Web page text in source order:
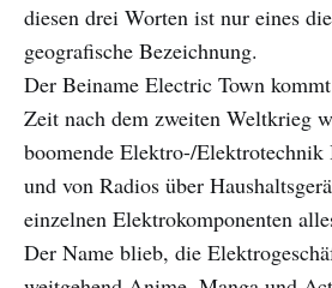
diesen drei Worten ist nur eines
geografische Bezeichnung.
Der Beiname Electric Town
Zeit nach dem zweiten Weltkrieg
boomende Elektro-/Elektrotechnik
und von Radios über
einzelnen Elektrokomponenten
Der Name blieb, die